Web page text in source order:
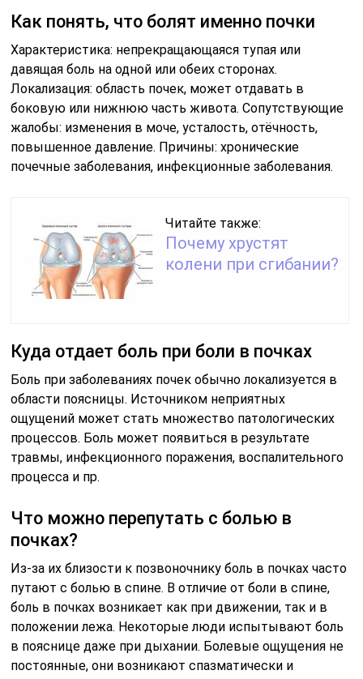
Как понять, что болят именно почки
Характеристика: непрекращающаяся тупая или
давящая боль на одной или обеих сторонах.
Локализация: область почек, может отдавать в
боковую или нижнюю часть живота. Сопутствующие
жалобы: изменения в моче, усталость, отёчность,
повышенное давление. Причины: хронические
почечные заболевания, инфекционные заболевания.
Читайте также:
Почему хрустят
колени при сгибании?
Куда отдает боль при боли в почках
Боль при заболеваниях почек обычно локализуется в
области поясницы. Источником неприятных
ощущений может стать множество патологических
процессов. Боль может появиться в результате
травмы, инфекционного поражения, воспалительного
процесса и пр.
Что можно перепутать с болью в
почках?
Из-за их близости к позвоночнику боль в почках часто
путают с болью в спине. В отличие от боли в спине,
боль в почках возникает как при движении, так и в
положении лежа. Некоторые люди испытывают боль
в пояснице даже при дыхании. Болевые ощущения не
постоянные, они возникают спазматически и